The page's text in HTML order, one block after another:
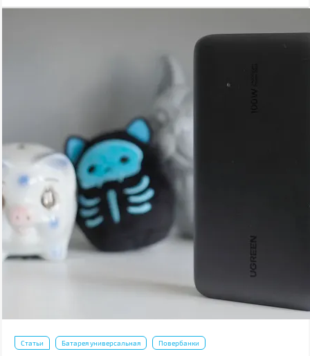
проблемам, рассмотрим в этой статье.
Статьи Батарея универсальная Повербанки